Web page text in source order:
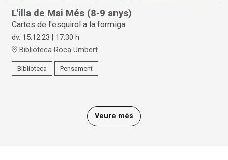
L'illa de Mai Més (8-9 anys)
Cartes de l'esquirol a la formiga
dv. 15.12.23 | 17:30 h
Biblioteca Roca Umbert
Biblioteca Pensament
Veure més